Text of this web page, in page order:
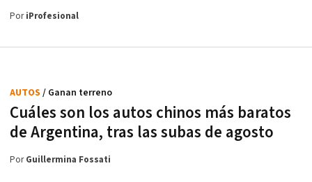
PoriProfesional
Cuáles son los autos chinos más baratos
de Argentina, tras las subas de agosto
AUTOS / Ganan terreno
PorGuillermina Fossati